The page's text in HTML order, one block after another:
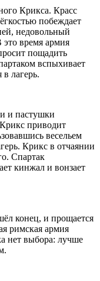
Крикса. Красс
побеждает
недовольный
это время армия
пощадить
вспыхивает
лагерь.
и пастушки
приводит
весельем
Крикс в отчаянии
Спартак
кинжал и вонзает
конец, и прощается
римская армия
нет выбора: лучше